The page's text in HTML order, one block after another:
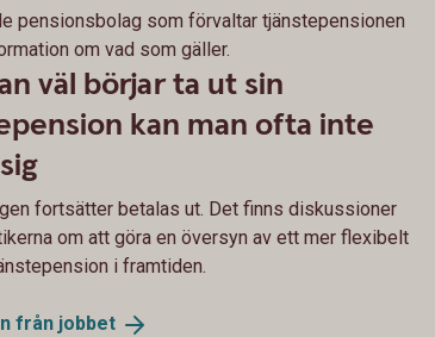
pensionsbolag som förvaltar tjänstepensionen
om vad som gäller.
väl börjar ta ut sin
kan man ofta inte
fortsätter betalas ut. Det finns diskussioner
om att göra en översyn av ett mer flexibelt
i framtiden.
från jobbet